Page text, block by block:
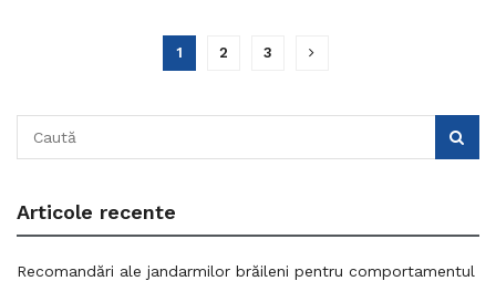
1 2 3
Articole recente
Recomandări ale jandarmilor brăileni pentru comportamentul